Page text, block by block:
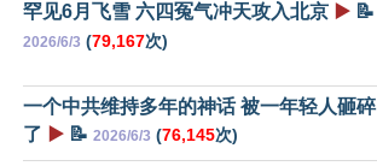
罕见6月飞雪 六四冤气冲天攻入北京 ▶️ 📝
2026/6/3 (79,167次)
一个中共维持多年的神话 被一年轻人砸碎
了 ▶️ 📝 2026/6/3 (76,145次)